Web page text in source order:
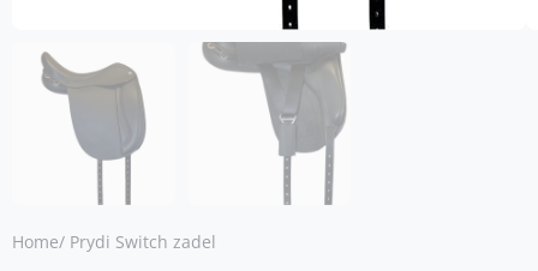
Home/ Prydi Switch zadel